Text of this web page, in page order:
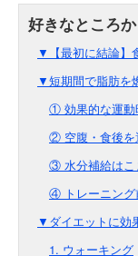
▼【最初に結論】
▼短期間で脂肪を
① 効果的な運動
② 空腹・食後を
③ 水分補給はこ
④ トレーニング
▼ダイエットに効
1. ウォーキング